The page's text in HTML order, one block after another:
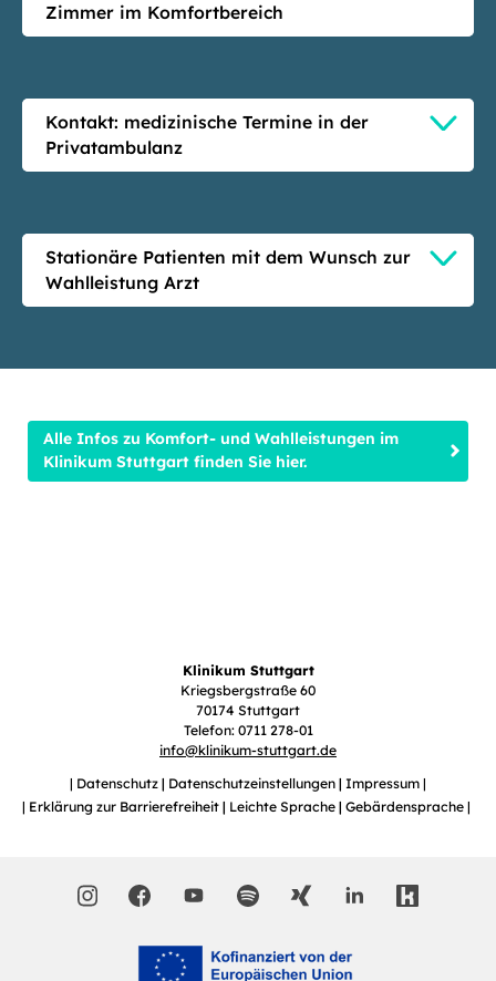
Zimmer im Komfortbereich
Kontakt: medizinische Termine in der
Privatambulanz
Stationäre Patienten mit dem Wunsch zur
Wahlleistung Arzt
Alle Infos zu Komfort- und Wahlleistungen im
Klinikum Stuttgart finden Sie hier.
Klinikum Stuttgart
Kriegsbergstraße 60
70174 Stuttgart
Telefon: 0711 278-01
info@klinikum-stuttgart.de
Datenschutz
Datenschutzeinstellungen
Impressum
Erklärung zur Barrierefreiheit
Leichte Sprache Gebärdensprache